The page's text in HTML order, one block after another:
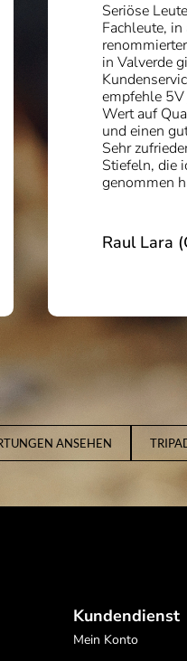
Seriöse Leute
Fachleute, in
in Valverde
Kundenservice.
empfehle 5V
Wert auf
und einen
Sehr zufrieden
Stiefeln, die ich
genommen
Raul Lara
ANSEHEN
Kundendienst
Mein Konto